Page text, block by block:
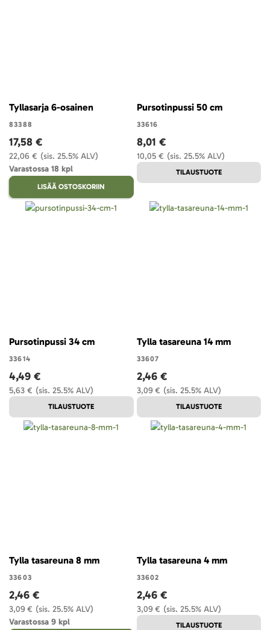
Tyllasarja 6-osainen
83388
(sis. 25.5% ALV)
22,06 €
17,58 €
Varastossa 18 kpl
LISÄÄ OSTOSKORIIN
Pursotinpussi 50 cm
33616
(sis. 25.5% ALV)
10,05 €
8,01 €
TILAUSTUOTE
Pursotinpussi 34 cm
33614
(sis. 25.5% ALV)
5,63 €
4,49 €
TILAUSTUOTE
Tylla tasareuna 14 mm
33607
(sis. 25.5% ALV)
3,09 €
2,46 €
TILAUSTUOTE
Tylla tasareuna 8 mm
33603
(sis. 25.5% ALV)
3,09 €
2,46 €
Varastossa 9 kpl
Tylla tasareuna 4 mm
33602
(sis. 25.5% ALV)
3,09 €
2,46 €
TILAUSTUOTE